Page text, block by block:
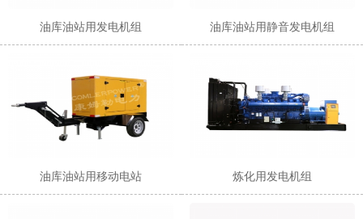
油库油站用发电机组 油库油站用静音发电机组
油库油站用移动电站 炼化用发电机组